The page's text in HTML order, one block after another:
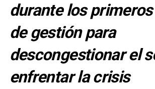
durante los
de gestión para
descongestionar el
enfrentar la crisis